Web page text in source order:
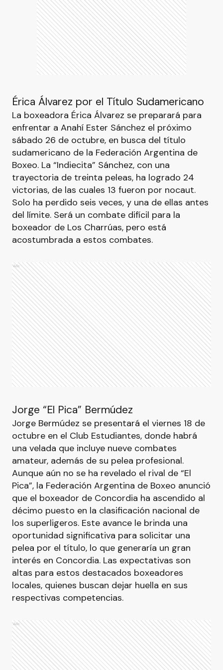
Érica Álvarez por el Título Sudamericano
La boxeadora Érica Álvarez se preparará para
enfrentar a Anahí Ester Sánchez el próximo
sábado 26 de octubre, en busca del título
sudamericano de la Federación Argentina de
Boxeo. La “Indiecita” Sánchez, con una
trayectoria de treinta peleas, ha logrado 24
victorias, de las cuales 13 fueron por nocaut.
Solo ha perdido seis veces, y una de ellas antes
del límite. Será un combate difícil para la
boxeador de Los Charrúas, pero está
acostumbrada a estos combates.
Ads
Jorge “El Pica” Bermúdez
Jorge Bermúdez se presentará el viernes 18 de
octubre en el Club Estudiantes, donde habrá
una velada que incluye nueve combates
amateur, además de su pelea profesional.
Aunque aún no se ha revelado el rival de “El
Pica”, la Federación Argentina de Boxeo anunció
que el boxeador de Concordia ha ascendido al
décimo puesto en la clasificación nacional de
los superligeros. Este avance le brinda una
oportunidad significativa para solicitar una
pelea por el título, lo que generaría un gran
interés en Concordia. Las expectativas son
altas para estos destacados boxeadores
locales, quienes buscan dejar huella en sus
respectivas competencias.
Ads